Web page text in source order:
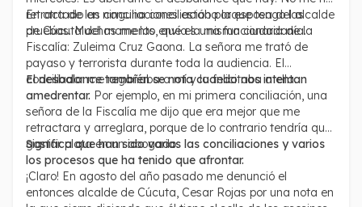
retractado en ninguna conciliación porque tengo las
pruebas. Muchas me las envía la misma ciudadanía.
En otra de las conciliaciones estaba la esposa del alcalde
de Cúcuta del momento, que es una funcionaria de la
Fiscalía: Zuleima Cruz Gaona. La señora me trató de
payaso y terrorista durante toda la audiencia. El
conciliador me regañaba a mí y la felicitaba a ella.
El desbalance también se nota cuando nos intentan
amedrentar. Por ejemplo, en mi primera conciliación, una
señora de la Fiscalía me dijo que era mejor que me
retractara y arreglara, porque de lo contrario tendría que
gastar plata en un abogado.
Significa que han sido varias las conciliaciones y varios
los procesos que ha tenido que afrontar.
¡Claro! En agosto del año pasado me denunció el
entonces alcalde de Cúcuta, Cesar Rojas por una nota en